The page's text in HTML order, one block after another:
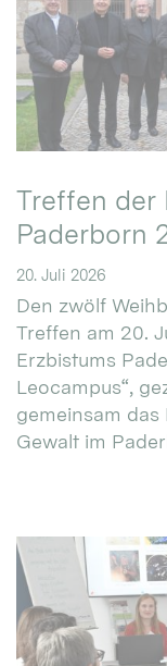
Treffen der
Paderborn
20. Juli 2026
Den zwölf
Treffen am 20.
Erzbistums
Leocampus“,
gemeinsam das
Gewalt im